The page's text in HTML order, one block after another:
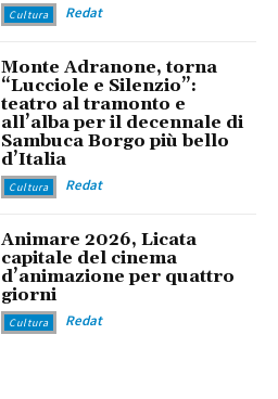
Cultura Redat
Monte Adranone, torna
“Lucciole e Silenzio”:
teatro al tramonto e
all’alba per il decennale di
Sambuca Borgo più bello
d’Italia
Cultura Redat
Animare 2026, Licata
capitale del cinema
d’animazione per quattro
giorni
Cultura Redat